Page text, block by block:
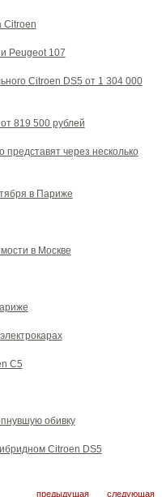
Citroen
Peugeot 107
Citroen DS5 от 1 304 000
819 500 рублей
через несколько
в Париже
в Москве
C5
обивку
Citroen DS5
предыдущая следующая